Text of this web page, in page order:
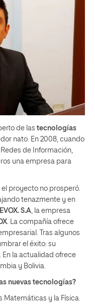
de las tecnologías
nato. En 2008, cuando
de Información,
una empresa para
proyecto no prosperó.
tenazmente y en
S.A, la empresa
. La compañía ofrece
Tras algunos
el éxito: su
En la actualidad ofrece
y Bolivia.
nuevas tecnologías?
Matemáticas y la Física.